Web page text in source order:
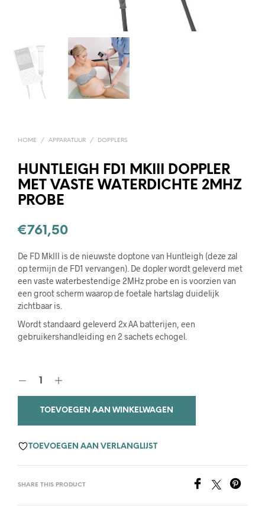
HOME / APPARATUUR / DOPPLERS
HUNTLEIGH FD1 MKIII DOPPLER
MET VASTE WATERDICHTE 2MHZ
PROBE
€761,50
De FD MkIII is de nieuwste doptone van Huntleigh (deze zal
op termijn de FD1 vervangen). De dopler wordt geleverd met
een vaste waterbestendige 2MHz probe en is voorzien van
een groot scherm waarop de foetale hartslag duidelijk
zichtbaar is.
Wordt standaard geleverd 2x AA batterijen, een
gebruikershandleiding en 2 sachets echogel.
TOEVOEGEN AAN WINKELWAGEN
TOEVOEGEN AAN VERLANGLIJST
SHARE THIS PRODUCT